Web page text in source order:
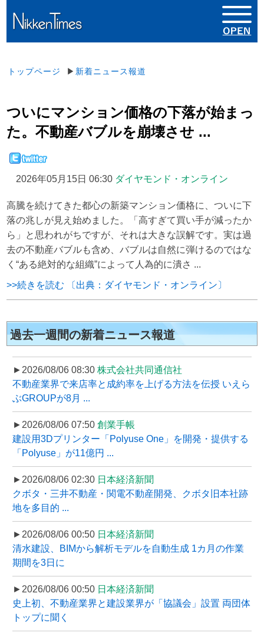
トップページ ▶ 新着ニュース報道
ついにマンション価格の下落が始まっ
た。不動産バブルを崩壊させ ...
2026年05月15日 06:30 ダイヤモンド・オンライン
高騰を続けてきた都心の新築マンション価格に、ついに下
落の兆しが見え始めました。「高すぎて買い手が減ったか
ら」と思われがちですが、それは大きな誤解です。実は過
去の不動産バブルも含め、バブルは自然に弾けるのではな
く“ある絶対的な組織”によって人為的に潰さ ...
>>続きを読む 〔出典：ダイヤモンド・オンライン〕
過去一週間の新着ニュース報道
►2026/08/06 08:30 株式会社共同通信社
不動産業界で来店率と成約率を上げる方法を伝授 いえら
ぶGROUPが8月 ...
►2026/08/06 07:50 創業手帳
建設用3Dプリンター「Polyuse One」を開発・提供する
「Polyuse」が11億円 ...
►2026/08/06 02:30 日本経済新聞
クボタ・三井不動産・関電不動産開発、クボタ旧本社跡
地を多目的 ...
►2026/08/06 00:50 日本経済新聞
清水建設、BIMから解析モデルを自動生成 1カ月の作業
期間を3日に
►2026/08/06 00:50 日本経済新聞
史上初、不動産業界と建設業界が「協議会」設置 両団体
トップに聞く